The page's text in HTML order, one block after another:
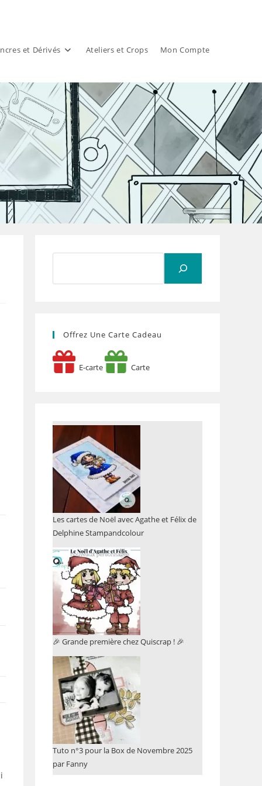
et Dérivés Ateliers et Crops Mon Compte
Offrez Une Carte Cadeau
E-carte Carte
Les cartes de Noël avec Agathe et Félix de
Delphine Stampandcolour
🎉 Grande première chez Quiscrap ! 🎉
Tuto n°3 pour la Box de Novembre 2025
par Fanny